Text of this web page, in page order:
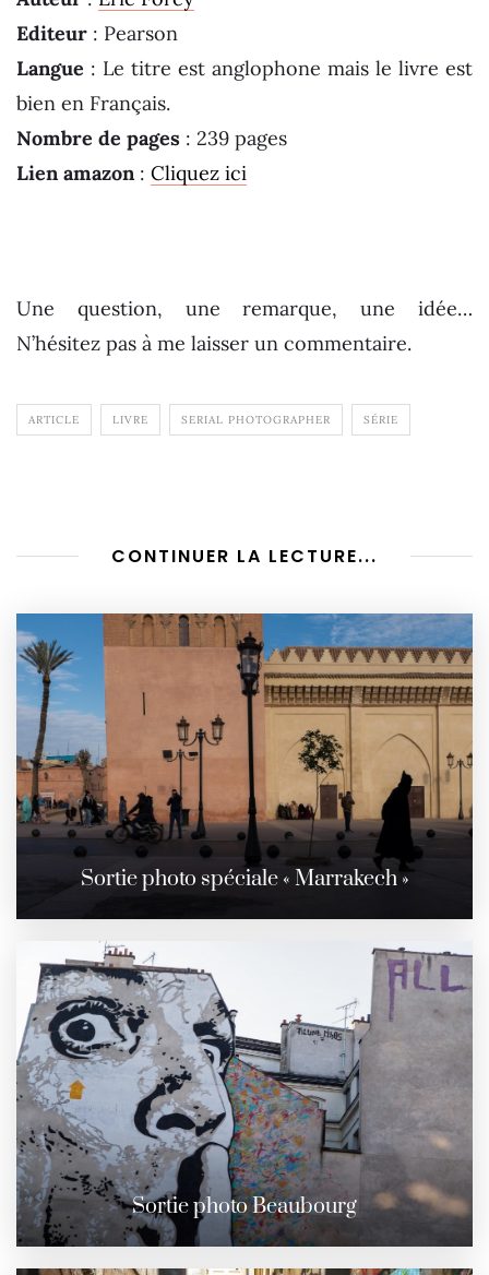
Editeur : Pearson
Langue : Le titre est anglophone mais le livre est
bien en Français.
Nombre de pages : 239 pages
Lien amazon: Cliquez ici
Une question, une remarque, une idée…
N’hésitez pas à me laisser un commentaire.
ARTICLE LIVRE SERIAL PHOTOGRAPHER SÉRIE
CONTINUER LA LECTURE...
Sortie photo spéciale « Marrakech »
Sortie photo Beaubourg